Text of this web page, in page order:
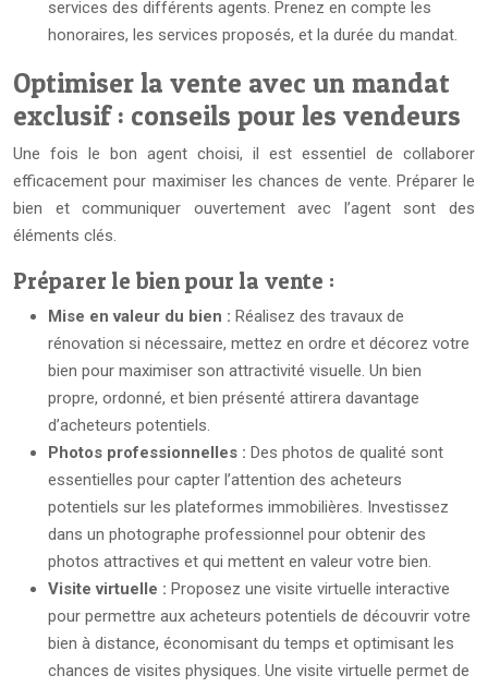
services des différents agents. Prenez en compte les
honoraires, les services proposés, et la durée du mandat.
Optimiser la vente avec un mandat
exclusif : conseils pour les vendeurs
Une fois le bon agent choisi, il est essentiel de collaborer
efficacement pour maximiser les chances de vente. Préparer le
bien et communiquer ouvertement avec l’agent sont des
éléments clés.
Préparer le bien pour la vente :
Mise en valeur du bien : Réalisez des travaux de
rénovation si nécessaire, mettez en ordre et décorez votre
bien pour maximiser son attractivité visuelle. Un bien
propre, ordonné, et bien présenté attirera davantage
d’acheteurs potentiels.
Photos professionnelles : Des photos de qualité sont
essentielles pour capter l’attention des acheteurs
potentiels sur les plateformes immobilières. Investissez
dans un photographe professionnel pour obtenir des
photos attractives et qui mettent en valeur votre bien.
Visite virtuelle : Proposez une visite virtuelle interactive
pour permettre aux acheteurs potentiels de découvrir votre
bien à distance, économisant du temps et optimisant les
chances de visites physiques. Une visite virtuelle permet de